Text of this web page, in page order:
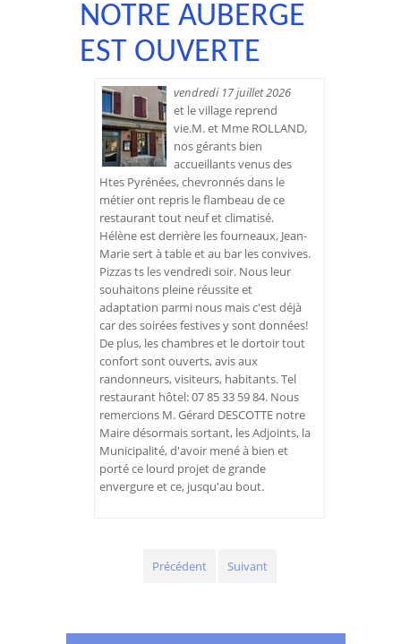
NOTRE AUBERGE
EST OUVERTE
vendredi 17 juillet 2026
et le village reprend
vie.M. et Mme ROLLAND,
nos gérants bien
accueillants venus des
Htes Pyrénées, chevronnés dans le
métier ont repris le flambeau de ce
restaurant tout neuf et climatisé.
Hélène est derrière les fourneaux, Jean-
Marie sert à table et au bar les convives.
Pizzas ts les vendredi soir. Nous leur
souhaitons pleine réussite et
adaptation parmi nous mais c'est déjà
car des soirées festives y sont données!
De plus, les chambres et le dortoir tout
confort sont ouverts, avis aux
randonneurs, visiteurs, habitants. Tel
restaurant hôtel: 07 85 33 59 84. Nous
remercions M. Gérard DESCOTTE notre
Maire désormais sortant, les Adjoints, la
Municipalité, d'avoir mené à bien et
porté ce lourd projet de grande
envergure et ce, jusqu'au bout.
Précédent Suivant